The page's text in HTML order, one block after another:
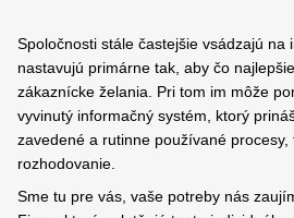
Spoločnosti stále častejšie vsádzajú na
nastavujú primárne tak, aby čo
zákaznícke želania. Pri tom im môže
vyvinutý informačný systém, ktorý
zavedené a rutinne používané
rozhodovanie.
Sme tu pre vás, vaše potreby nás